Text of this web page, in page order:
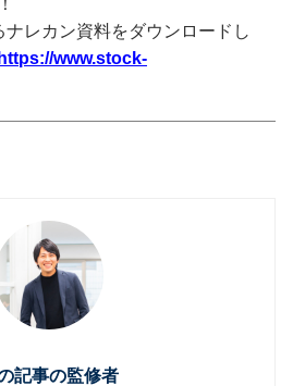
レカン資料をダウンロードし
https://www.stock-
記事の監修者